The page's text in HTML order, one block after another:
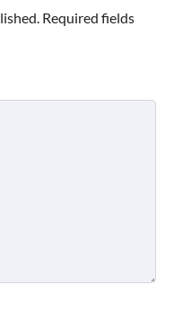
Required fields